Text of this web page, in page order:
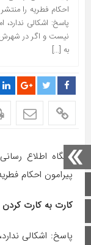
صفحه اصلی
اینستاگرام
برو بالا
احکام فطریه را
پاسخ: اشکالی ندارد،
نیست و اگر در
به […]
پایگاه اطلاع
پیرامون احکام
کارت به کارت کردن
پاسخ: اشکالی